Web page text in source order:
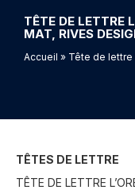
TÊTE DE LETTRE
MAT, RIVES
Accueil » Tête de lettre
TÊTES DE LETTRE
TÊTE DE LETTRE